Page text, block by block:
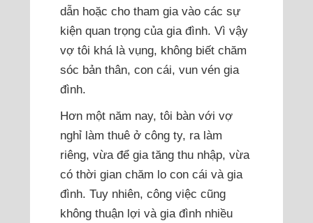
dẫn hoặc cho tham gia vào các sự
kiện quan trọng của gia đình. Vì vậy
vợ tôi khá là vụng, không biết chăm
sóc bản thân, con cái, vun vén gia
đình.
Hơn một năm nay, tôi bàn với vợ
nghỉ làm thuê ở công ty, ra làm
riêng, vừa để gia tăng thu nhập, vừa
có thời gian chăm lo con cái và gia
đình. Tuy nhiên, công việc cũng
không thuận lợi và gia đình nhiều